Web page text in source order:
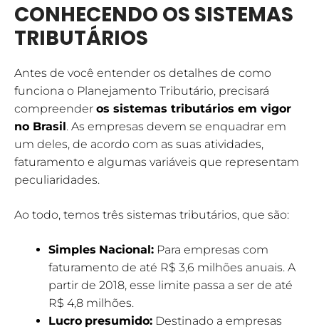
CONHECENDO OS SISTEMAS
TRIBUTÁRIOS
Antes de você entender os detalhes de como
funciona o Planejamento Tributário, precisará
compreender os sistemas tributários em vigor
no Brasil. As empresas devem se enquadrar em
um deles, de acordo com as suas atividades,
faturamento e algumas variáveis que representam
peculiaridades.
Ao todo, temos três sistemas tributários, que são:
Simples Nacional: Para empresas com
faturamento de até R$ 3,6 milhões anuais. A
partir de 2018, esse limite passa a ser de até
R$ 4,8 milhões.
Lucro presumido: Destinado a empresas